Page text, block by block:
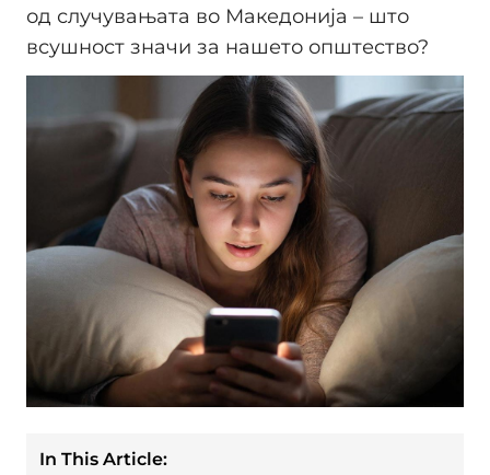
од случувањата во Македонија – што
всушност значи за нашето општество?
In This Article: